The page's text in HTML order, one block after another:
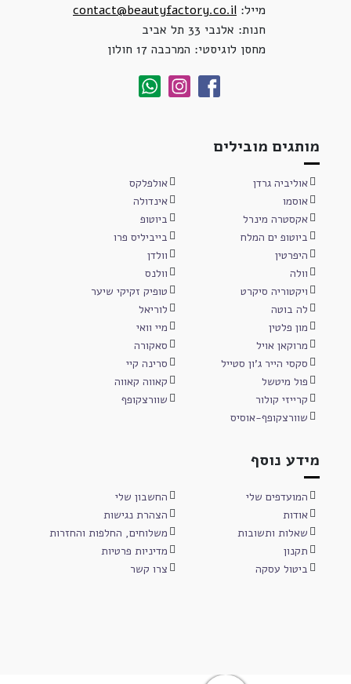
מייל: contact@beautyfactory.co.il
חנות: אלנבי 33 תל אביב
מחסן לוגיסטי: המרכבה 17 חולון
מותגים מובילים
אוליביה גרדן
אולפלקס
אוסמו
אינדולה
אקסטרה מינרל
ביוטופ
ביוטופ ים המלח
בייביליס פרו
היפרטין
וולדן
וולה
וולנס
ויקטוריה סיקרט
טופיק זקיקי שיער
לה בוטה
לוריאל
מון פלטין
מיי וואי
מרוקאן אויל
סאקורה
סקסי הייר ג'ון סטייל
סרינה קיי
פול מיטשל
קאווה קאווה
קרייזי קולור
שוורצקופף
שוורצקופף-אוסיס
מידע נוסף
המועדפים שלי
החשבון שלי
אודות
הצהרת נגישות
שאלות ותשובות
משלוחים, החלפות והחזרות
תקנון
מדיניות פרטיות
ביטול עסקה
צרו קשר